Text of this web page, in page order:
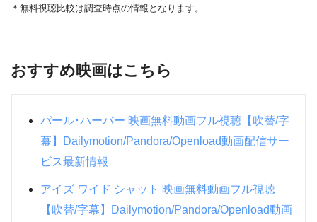
＊無料視聴比較は調査時点の情報となります。
おすすめ映画はこちら
パール･ハーバー 映画無料動画フル視聴【吹替/字
幕】Dailymotion/Pandora/Openload動画配信サー
ビス最新情報
アイズ ワイド シャット 映画無料動画フル視聴
【吹替/字幕】Dailymotion/Pandora/Openload動画